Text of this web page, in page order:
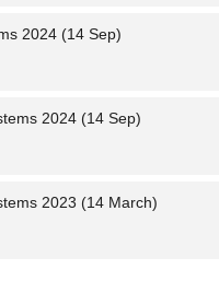
2024 (14 Sep)
2024 (14 Sep)
2023 (14 March)